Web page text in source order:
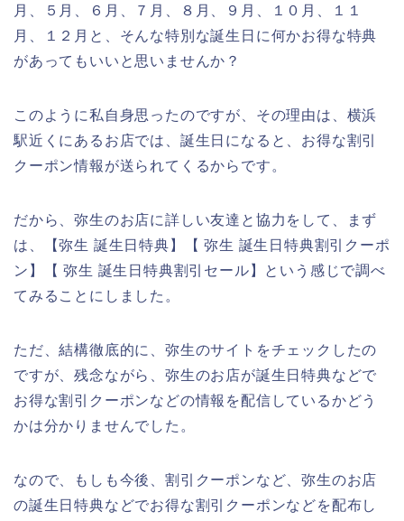
月、５月、６月、７月、８月、９月、１０月、１１
月、１２月と、そんな特別な誕生日に何かお得な特典
があってもいいと思いませんか？
このように私自身思ったのですが、その理由は、横浜
駅近くにあるお店では、誕生日になると、お得な割引
クーポン情報が送られてくるからです。
だから、弥生のお店に詳しい友達と協力をして、まず
は、【弥生 誕生日特典】【 弥生 誕生日特典割引クーポ
ン】【 弥生 誕生日特典割引セール】という感じで調べ
てみることにしました。
ただ、結構徹底的に、弥生のサイトをチェックしたの
ですが、残念ながら、弥生のお店が誕生日特典などで
お得な割引クーポンなどの情報を配信しているかどう
かは分かりませんでした。
なので、もしも今後、割引クーポンなど、弥生のお店
の誕生日特典などでお得な割引クーポンなどを配布し